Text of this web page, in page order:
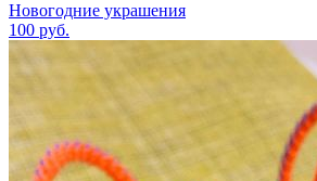
Новогодние украшения
100 руб.